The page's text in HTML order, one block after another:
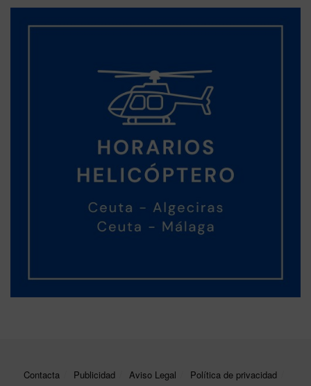
Contacta Publicidad Aviso Legal
Política de privacidad